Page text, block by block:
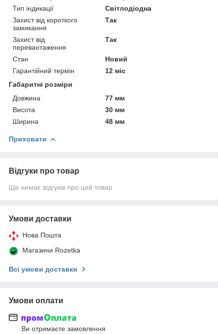
Тип індикації
Світлодіодна
Захист від короткого
замикання
Так
Захист від
перевантаження
Так
Стан
Новий
Гарантійний термін
12 міс
Габаритні розміри
Довжина
77 мм
Висота
30 мм
Ширина
48 мм
Приховати
Відгуки про товар
Ще немає відгуків про цей товар
Умови доставки
Нова Пошта
Магазини Rozetka
Всі умови доставки
Умови оплати
Ви отримаєте замовлення